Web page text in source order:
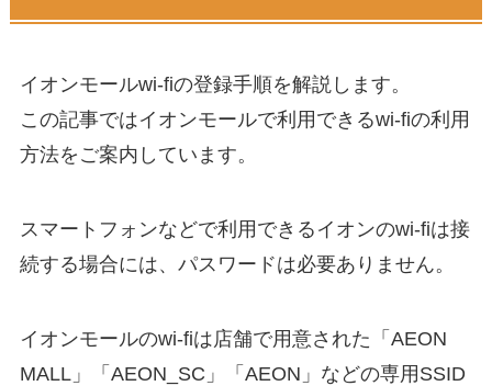
イオンモールwi-fiの登録手順を解説します。
この記事ではイオンモールで利用できるwi-fiの利用
方法をご案内しています。
スマートフォンなどで利用できるイオンのwi-fiは接
続する場合には、パスワードは必要ありません。
イオンモールのwi-fiは店舗で用意された「AEON
MALL」「AEON_SC」「AEON」などの専用SSID